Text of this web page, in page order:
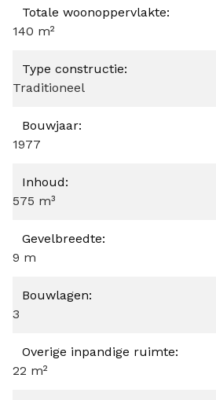
Totale woonoppervlakte:
140 m²
Type constructie:
Traditioneel
Bouwjaar:
1977
Inhoud:
575 m³
Gevelbreedte:
9 m
Bouwlagen:
3
Overige inpandige ruimte:
22 m²